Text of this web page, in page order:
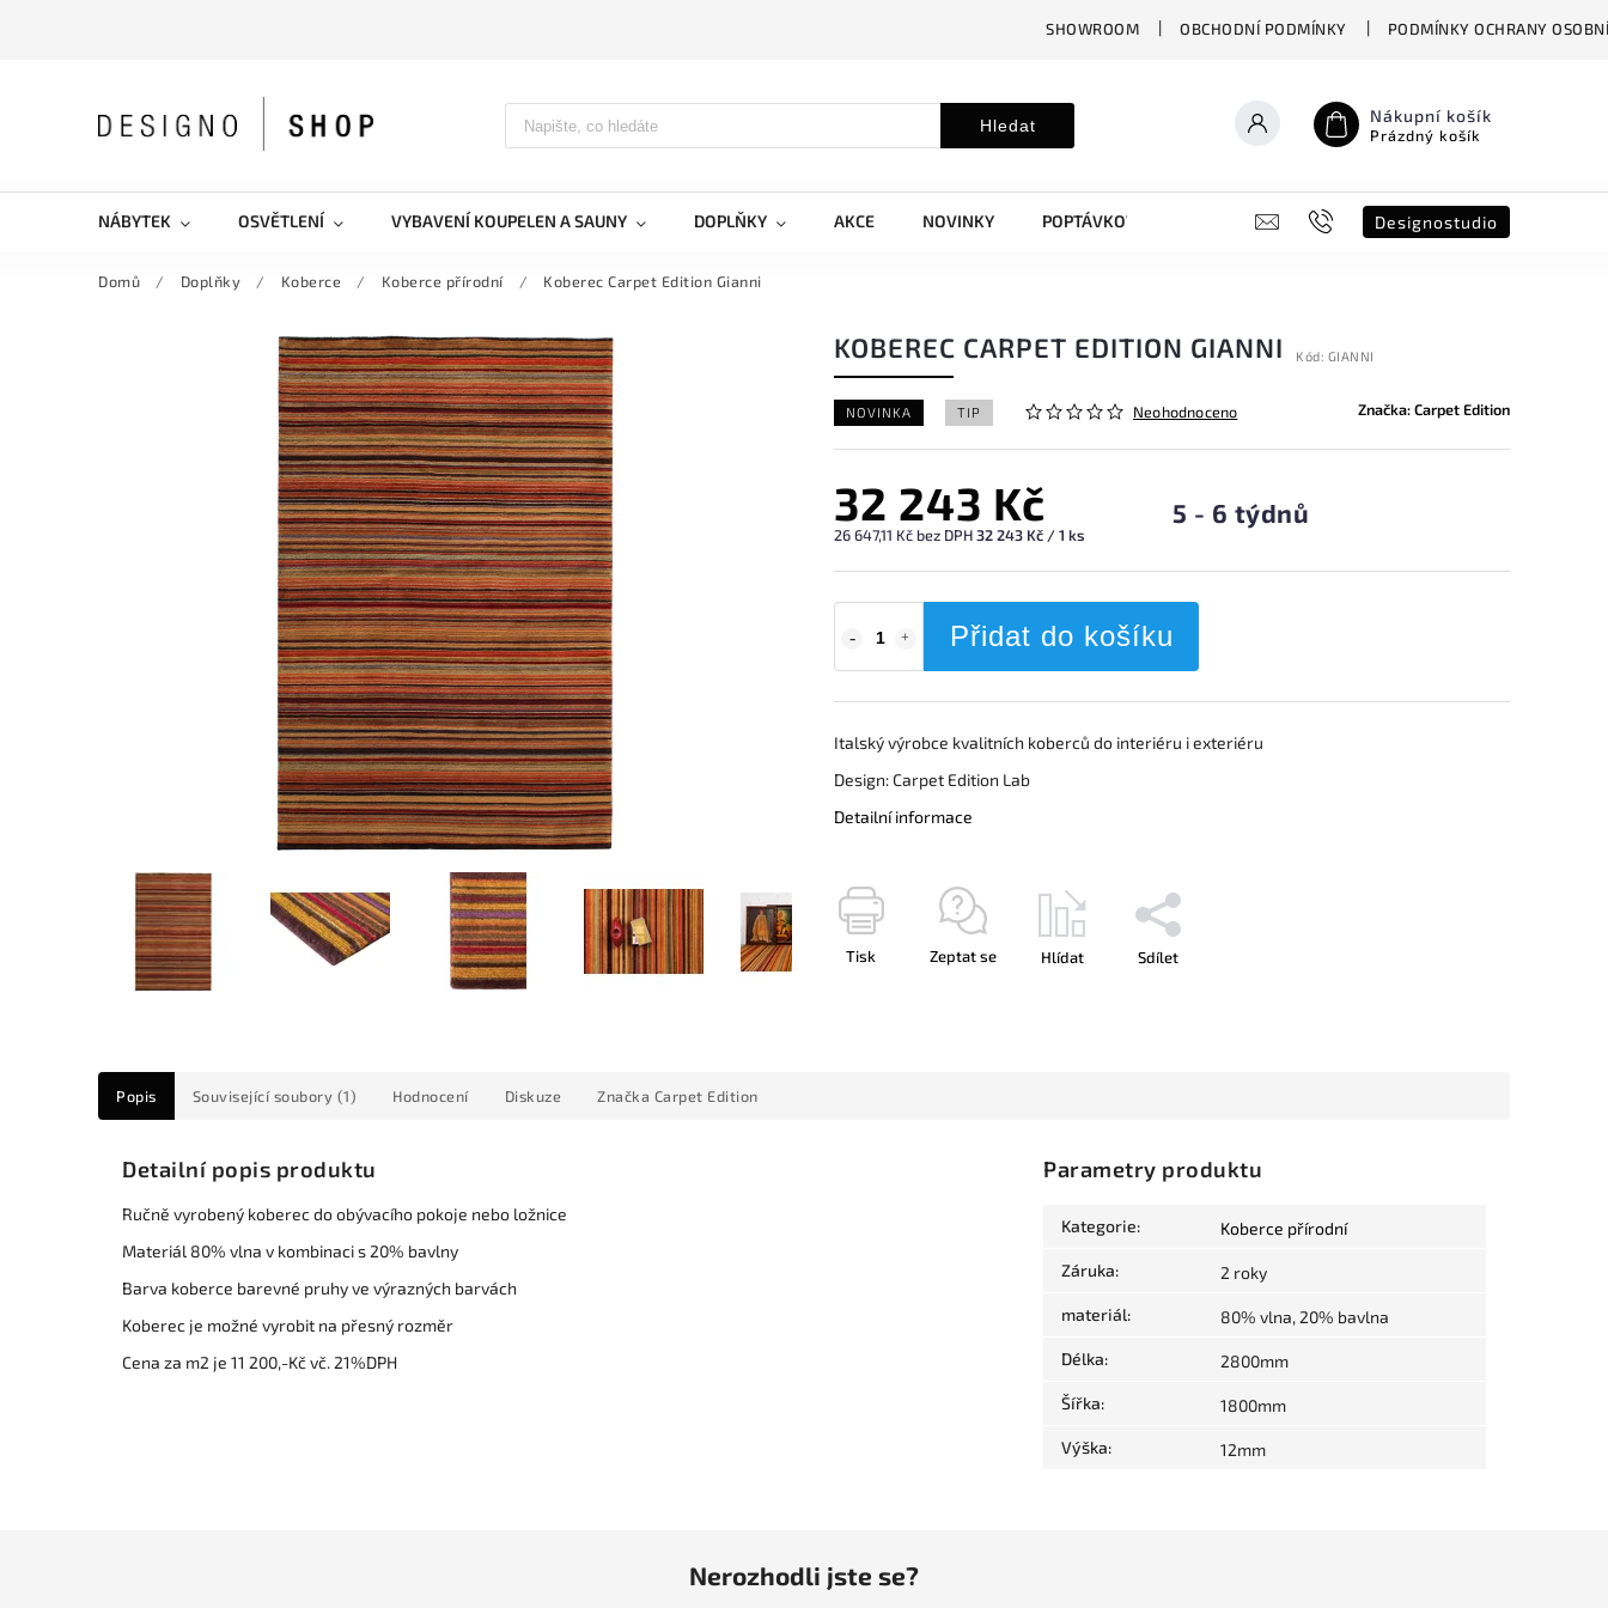
SHOWROOM OBCHODNÍ PODMÍNKY PODMÍNKY OCHRANY
Hledat Nákupní košík
Prázdný košík
NÁBYTEK OSVĚTLENÍ VYBAVENÍ KOUPELEN A SAUNY DOPLŇKY AKCE NOVINKY POPTÁVKOVÝ FORMULÁŘ B2B SHOWROOM
Designostudio
Domů / Doplňky / Koberce / Koberce přírodní / Koberec Carpet Edition Gianni
KOBEREC CARPET EDITION GIANNI Kód: GIANNI
NOVINKA TIP Neohodnoceno Značka:Carpet Edition
32 243 Kč
26 647,11 Kč bez DPH32 243 Kč / 1 ks
5 - 6 týdnů
Přidat do košíku
Italský výrobce kvalitních koberců do interiéru i exteriéru
Design: Carpet Edition Lab
Detailní informace
Tisk Zeptat se Hlídat Sdílet
Popis Související soubory (1) Hodnocení Diskuze Značka Carpet Edition
Detailní popis produktu
Ručně vyrobený koberec do obývacího pokoje nebo ložnice
Materiál 80% vlna v kombinaci s 20% bavlny
Barva koberce barevné pruhy ve výrazných barvách
Koberec je možné vyrobit na přesný rozměr
Cena za m2 je 11 200,-Kč vč. 21%DPH
Parametry produktu
Kategorie: Koberce přírodní
Záruka: 2 roky
materiál: 80% vlna, 20% bavlna
Délka: 2800mm
Šířka: 1800mm
Výška: 12mm
Nerozhodli jste se?